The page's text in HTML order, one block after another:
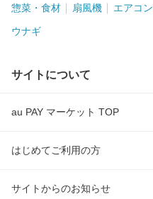
惣菜・食材 扇風機 エアコン
ウナギ
サイトについて
au PAY マーケット TOP
はじめてご利用の方
サイトからのお知らせ